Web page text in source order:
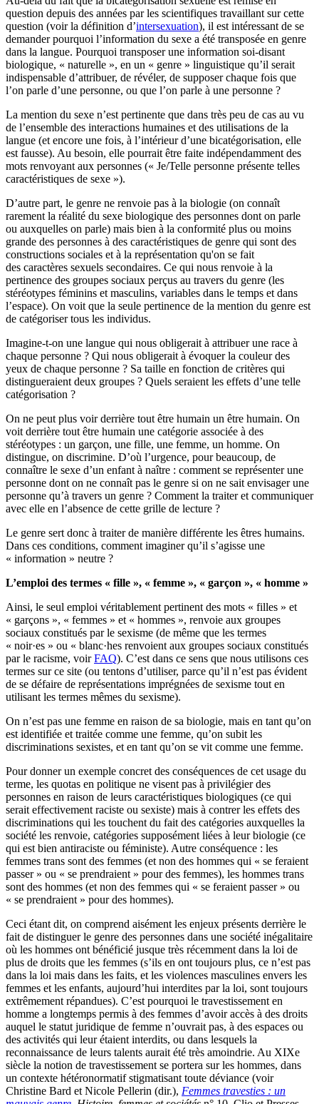
question depuis des années par les scientifiques travaillant sur cette
question (voir la définition d’intersexuation), il est intéressant de se
demander pourquoi l’information du sexe a été transposée en genre
dans la langue. Pourquoi transposer une information soi-disant
biologique, « naturelle », en un « genre » linguistique qu’il serait
indispensable d’attribuer, de révéler, de supposer chaque fois que
l’on parle d’une personne, ou que l’on parle à une personne ?
La mention du sexe n’est pertinente que dans très peu de cas au vu
de l’ensemble des interactions humaines et des utilisations de la
langue (et encore une fois, à l’intérieur d’une bicatégorisation, elle
est fausse). Au besoin, elle pourrait être faite indépendamment des
mots renvoyant aux personnes (« Je/Telle personne présente telles
caractéristiques de sexe »).
D’autre part, le genre ne renvoie pas à la biologie (on connaît
rarement la réalité du sexe biologique des personnes dont on parle
ou auxquelles on parle) mais bien à la conformité plus ou moins
grande des personnes à des caractéristiques de genre qui sont des
constructions sociales et à la représentation qu'on se fait
des caractères sexuels secondaires. Ce qui nous renvoie à la
pertinence des groupes sociaux perçus au travers du genre (les
stéréotypes féminins et masculins, variables dans le temps et dans
l’espace). On voit que la seule pertinence de la mention du genre est
de catégoriser tous les individus.
Imagine-t-on une langue qui nous obligerait à attribuer une race à
chaque personne ? Qui nous obligerait à évoquer la couleur des
yeux de chaque personne ? Sa taille en fonction de critères qui
distingueraient deux groupes ? Quels seraient les effets d’une telle
catégorisation ?
On ne peut plus voir derrière tout être humain un être humain. On
voit derrière tout être humain une catégorie associée à des
stéréotypes : un garçon, une fille, une femme, un homme. On
distingue, on discrimine. D’où l’urgence, pour beaucoup, de
connaître le sexe d’un enfant à naître : comment se représenter une
personne dont on ne connaît pas le genre si on ne sait envisager une
personne qu’à travers un genre ? Comment la traiter et communiquer
avec elle en l’absence de cette grille de lecture ?
Le genre sert donc à traiter de manière différente les êtres humains.
Dans ces conditions, comment imaginer qu’il s’agisse une
« information » neutre ?
L’emploi des termes « fille », « femme », « garçon », « homme »
Ainsi, le seul emploi véritablement pertinent des mots « filles » et
« garçons », « femmes » et « hommes », renvoie aux groupes
sociaux constitués par le sexisme (de même que les termes
« noir·es » ou « blanc·hes renvoient aux groupes sociaux constitués
par le racisme, voirFAQ). C’est dans ce sens que nous utilisons ces
termes sur ce site (ou tentons d’utiliser, parce qu’il n’est pas évident
de se défaire de représentations imprégnées de sexisme tout en
utilisant les termes mêmes du sexisme).
On n’est pas une femme en raison de sa biologie, mais en tant qu’on
est identifiée et traitée comme une femme, qu’on subit les
discriminations sexistes, et en tant qu’on se vit comme une femme.
Pour donner un exemple concret des conséquences de cet usage du
terme, les quotas en politique ne visent pas à privilégier des
personnes en raison de leurs caractéristiques biologiques (ce qui
serait effectivement raciste ou sexiste) mais à contrer les effets des
discriminations qui les touchent du fait des catégories auxquelles la
société les renvoie, catégories supposément liées à leur biologie (ce
qui est bien antiraciste ou féministe). Autre conséquence : les
femmes trans sont des femmes (et non des hommes qui « se feraient
passer » ou « se prendraient » pour des femmes), les hommes trans
sont des hommes (et non des femmes qui « se feraient passer » ou
« se prendraient » pour des hommes).
Ceci étant dit, on comprend aisément les enjeux présents derrière le
fait de distinguer le genre des personnes dans une société inégalitaire
où les hommes ont bénéficié jusque très récemment dans la loi de
plus de droits que les femmes (s’ils en ont toujours plus, ce n’est pas
dans la loi mais dans les faits, et les violences masculines envers les
femmes et les enfants, aujourd’hui interdites par la loi, sont toujours
extrêmement répandues). C’est pourquoi le travestissement en
homme a longtemps permis à des femmes d’avoir accès à des droits
auquel le statut juridique de femme n’ouvrait pas, à des espaces ou
des activités qui leur étaient interdits, ou dans lesquels la
reconnaissance de leurs talents aurait été très amoindrie. Au XIXe
siècle la notion de travestissement se portera sur les hommes, dans
un contexte hétéronormatif stigmatisant toute déviance (voir
Christine Bard et Nicole Pellerin (dir.), Femmes travesties : un